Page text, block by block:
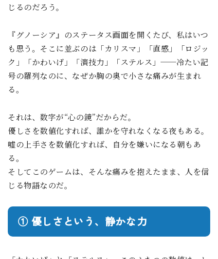
じるのだろう。
『グノーシア』のステータス画面を開くたび、私はいつ
も思う。そこに並ぶのは「カリスマ」「直感」「ロジッ
ク」「かわいげ」「演技力」「ステルス」──冷たい記
号の羅列なのに、なぜか胸の奥で小さな痛みが生まれ
る。
それは、数字が“心の鏡”だからだ。
優しさを数値化すれば、誰かを守れなくなる夜もある。
嘘の上手さを数値化すれば、自分を嫌いになる朝もあ
る。
そしてこのゲームは、そんな痛みを抱えたまま、人を信
じる物語なのだ。
① 優しさという、静かな力